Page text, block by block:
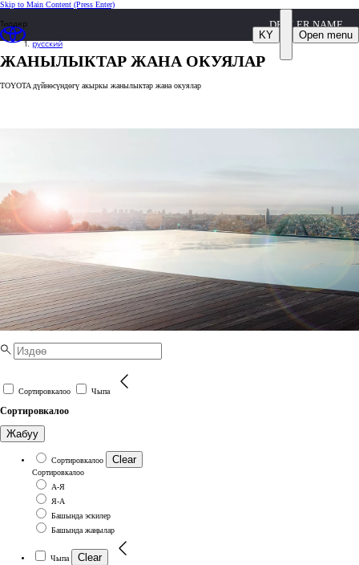
Skip to Main Content (Press Enter)
DEALER NAME
KY
Тилдер
русский
Open menu
ЖАНЫЛЫКТАР ЖАНА ОКУЯЛАР
TOYOTA дүйнөсүндөгү акыркы жанылыктар жана окуялар
Сортировкалоо Чыпа
Сортировкалоо
Жабуу
Сортировкалоо Clear
Сортировкалоо
А-Я
Я-А
Башында эскилер
Башында жаңылар
Чыпа Clear